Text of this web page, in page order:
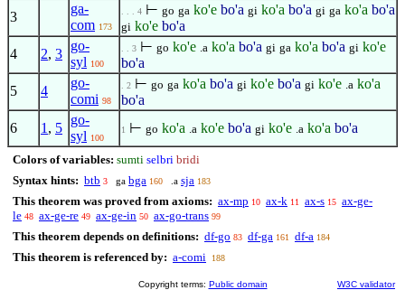
3
ga-
com 173
. . . 4 ⊢ go ga ko'e bo'a gi ko'a bo'a gi ga ko'a bo'a
gi ko'e bo'a
4
2, 3
go-
syl 100
. . 3 ⊢ go ko'e .a ko'a bo'a gi ga ko'a bo'a gi ko'e
bo'a
5
4
go-
comi 98
. 2 ⊢ go ga ko'a bo'a gi ko'e bo'a gi ko'e .a ko'a
bo'a
6
1 , 5
go-
syl 100
1 ⊢ go ko'a .a ko'e bo'a gi ko'e .a ko'a bo'a
Colors of variables: sumti selbri bridi
Syntax hints: btb 3 ga bga 160 .a sja 183
This theorem was proved from axioms: ax-mp 10 ax-k 11 ax-s 15 ax-ge-
le 48 ax-ge-re 49 ax-ge-in 50 ax-go-trans 99
This theorem depends on definitions: df-go 83 df-ga 161 df-a 184
This theorem is referenced by: a-comi 188
Copyright terms: Public domain W3C validator